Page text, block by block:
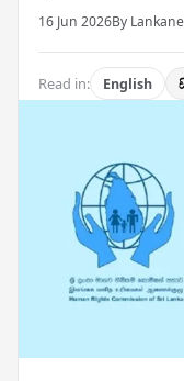
16 Jun 2026By
Read in: English